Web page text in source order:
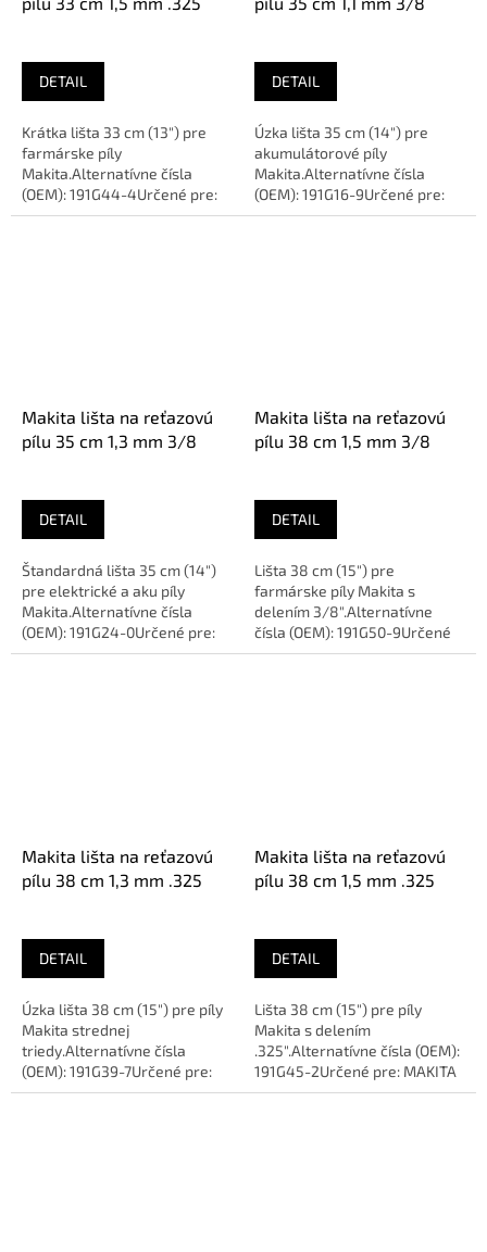
DETAIL
Krátka lišta 33 cm (13") pre
farmárske píly
Makita.Alternatívne čísla
(OEM): 191G44-4Určené pre:
MAKITA PS420, PS500Dĺžka:
DETAIL
Úzka lišta 35 cm (14") pre
akumulátorové píly
Makita.Alternatívne čísla
(OEM): 191G16-9Určené pre:
MAKITA DUC353, UC011GDĺžka:
Makita lišta na reťazovú
pílu 35 cm 1,3 mm 3/8
DETAIL
Štandardná lišta 35 cm (14")
pre elektrické a aku píly
Makita.Alternatívne čísla
(OEM): 191G24-0Určené pre:
MAKITA UC3541A,
Makita lišta na reťazovú
pílu 38 cm 1,5 mm 3/8
DETAIL
Lišta 38 cm (15") pre
farmárske píly Makita s
delením 3/8".Alternatívne
čísla (OEM): 191G50-9Určené
pre: MAKITA PS500,
Makita lišta na reťazovú
pílu 38 cm 1,3 mm .325
DETAIL
Úzka lišta 38 cm (15") pre píly
Makita strednej
triedy.Alternatívne čísla
(OEM): 191G39-7Určené pre:
MAKITA PS420SC, PS500Dĺžka:
Makita lišta na reťazovú
pílu 38 cm 1,5 mm .325
DETAIL
Lišta 38 cm (15") pre píly
Makita s delením
.325".Alternatívne čísla (OEM):
191G45-2Určené pre: MAKITA
PS420SC, PS500Dĺžka: 38 cm...